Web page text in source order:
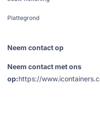
Plattegrond
Neem contact op
Neem contact met ons
op:https://